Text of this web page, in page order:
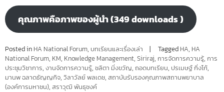
คุณภาพคือภาพของผู้นำ (349 downloads )
Posted in HA National Forum, บทเรียนและเรื่องเล่า Tagged HA, HA
National Forum, KM, Knowledge Management, Siriraj, การจัดการความรู้, การ
ประชุมวิชาการ, งานจัดการความรู้, ชลิตา มิ่งขวัญ, ถอดบทเรียน, ปรเมษฐ์ กิ่งโก้,
มานพ ฉลาดธัญญกิจ, วิลาวัลย์ พลเดช, สถาบันรับรองคุณภาพสถานพยาบาล
(องค์การมหาชน), สราวุฒิ พันธุชงค์